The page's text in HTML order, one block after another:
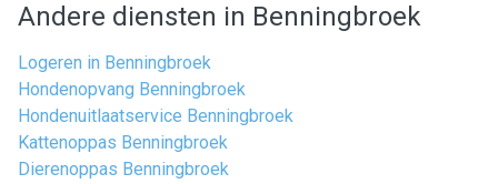
Andere diensten in Benningbroek
Logeren in Benningbroek
Hondenopvang Benningbroek
Hondenuitlaatservice Benningbroek
Kattenoppas Benningbroek
Dierenoppas Benningbroek